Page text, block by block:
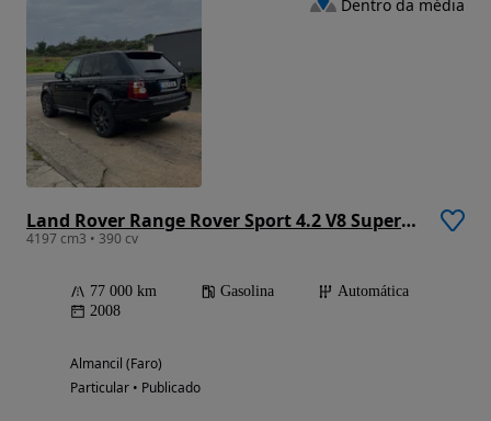
Land Rover Range Rover Sport 4.2 V8 Supercharged
4197 cm3 • 390 cv
77 000 km Gasolina
Automática
2008
Almancil (Faro)
Particular • Publicado
Dentro da média